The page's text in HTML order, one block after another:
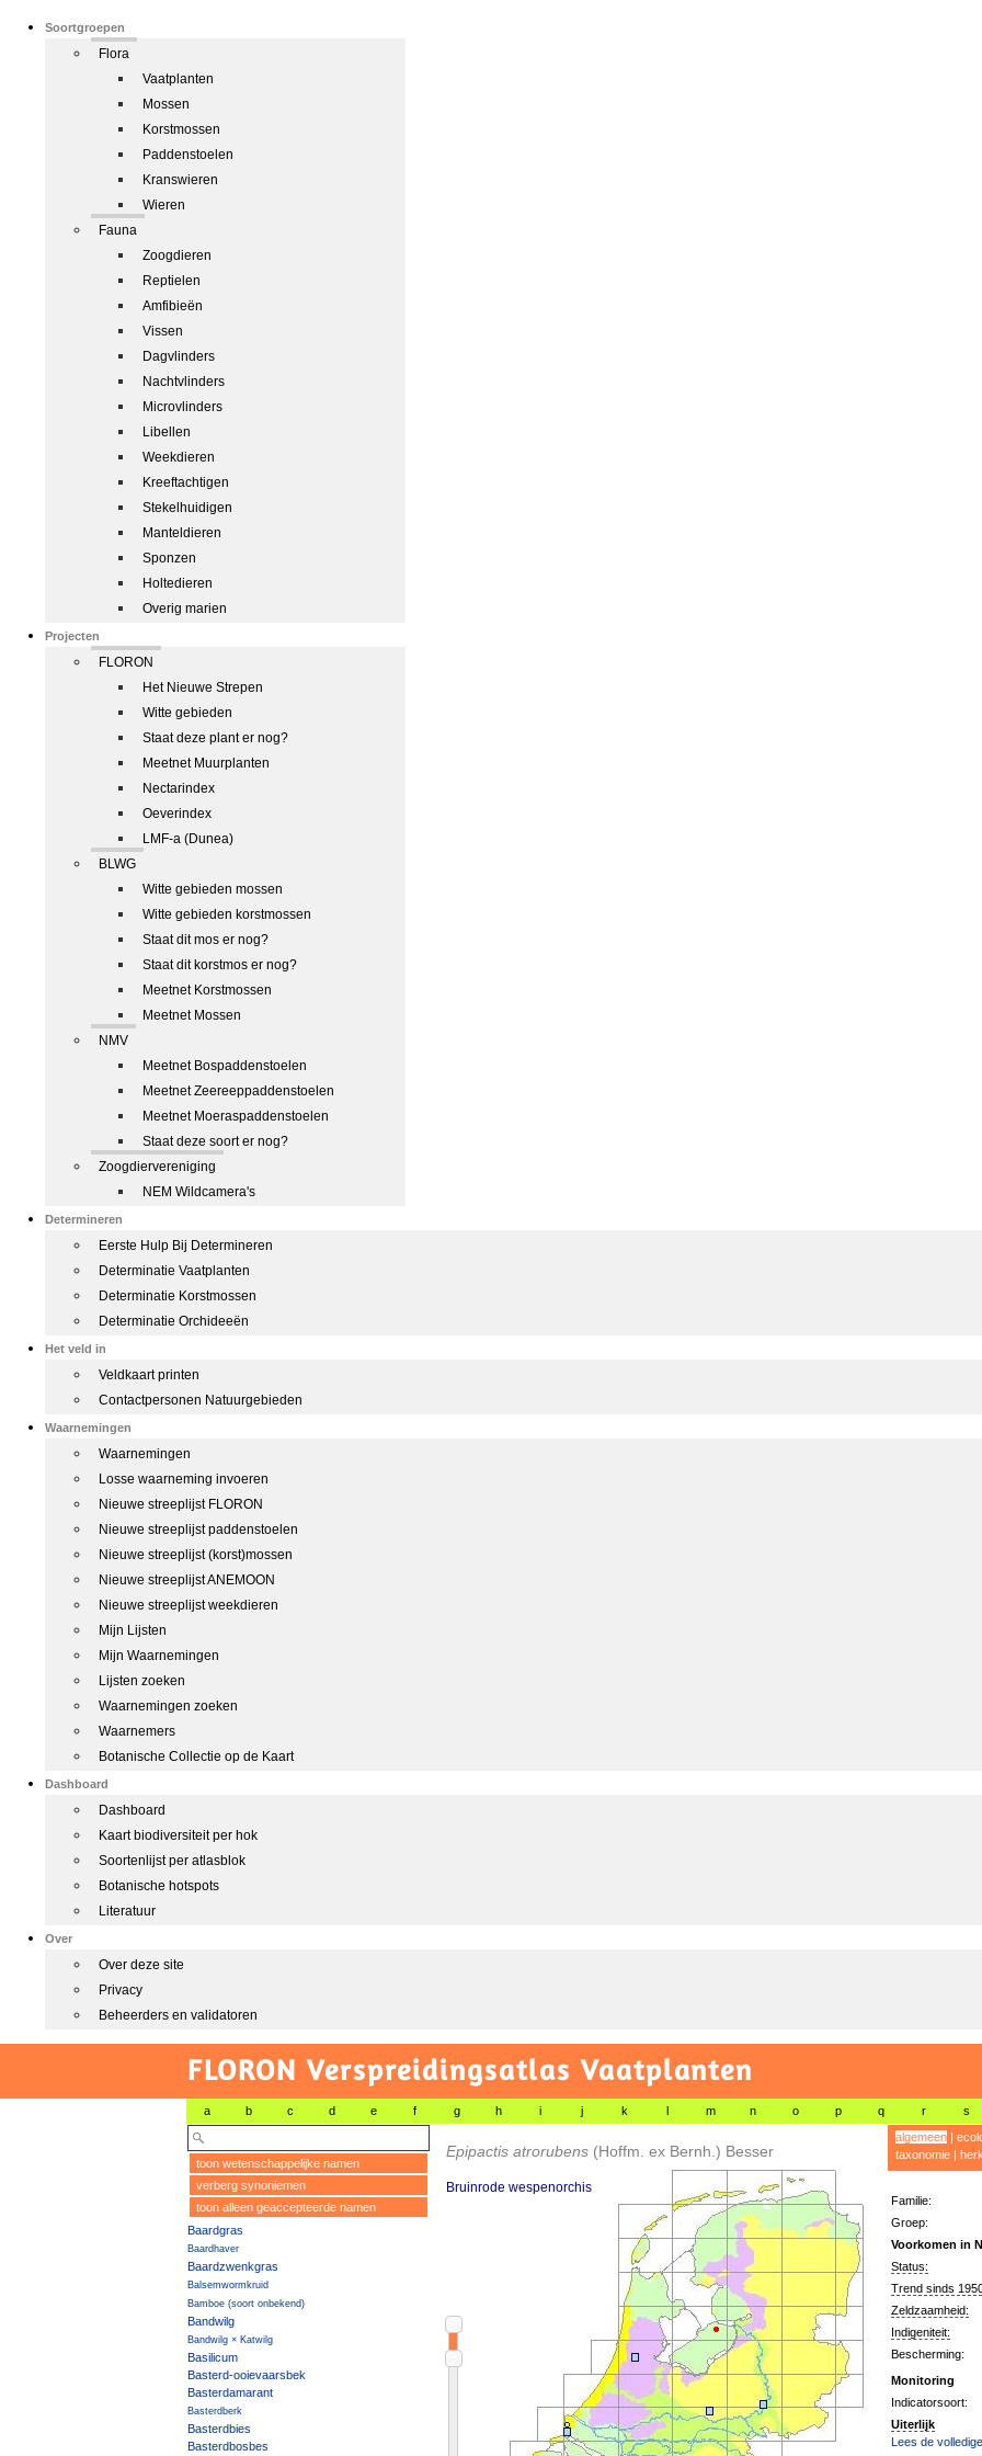
Soortgroepen
Flora
Vaatplanten
Mossen
Korstmossen
Paddenstoelen
Kranswieren
Wieren
Fauna
Zoogdieren
Reptielen
Amfibieën
Vissen
Dagvlinders
Nachtvlinders
Microvlinders
Libellen
Weekdieren
Kreeftachtigen
Stekelhuidigen
Manteldieren
Sponzen
Holtedieren
Overig marien
Projecten
FLORON
Het Nieuwe Strepen
Witte gebieden
Staat deze plant er nog?
Meetnet Muurplanten
Nectarindex
Oeverindex
LMF-a (Dunea)
BLWG
Witte gebieden mossen
Witte gebieden korstmossen
Staat dit mos er nog?
Staat dit korstmos er nog?
Meetnet Korstmossen
Meetnet Mossen
NMV
Meetnet Bospaddenstoelen
Meetnet Zeereeppaddenstoelen
Meetnet Moeraspaddenstoelen
Staat deze soort er nog?
Zoogdiervereniging
NEM Wildcamera's
Determineren
Eerste Hulp Bij Determineren
Determinatie Vaatplanten
Determinatie Korstmossen
Determinatie Orchideeën
Het veld in
Veldkaart printen
Contactpersonen Natuurgebieden
Waarnemingen
Waarnemingen
Losse waarneming invoeren
Nieuwe streeplijst FLORON
Nieuwe streeplijst paddenstoelen
Nieuwe streeplijst (korst)mossen
Nieuwe streeplijst ANEMOON
Nieuwe streeplijst weekdieren
Mijn Lijsten
Mijn Waarnemingen
Lijsten zoeken
Waarnemingen zoeken
Waarnemers
Botanische Collectie op de Kaart
Dashboard
Dashboard
Kaart biodiversiteit per hok
Soortenlijst per atlasblok
Botanische hotspots
Literatuur
Over
Over deze site
Privacy
Beheerders en validatoren
FLORON Verspreidingsatlas Vaatplanten
a b c d e f g h i j k l m n o p q r s
toon wetenschappelijke namen
verberg synoniemen
toon alleen geaccepteerde namen
Baardgras
Baardhaver
Baardzwenkgras
Balsemwormkruid
Bamboe (soort onbekend)
Bandwilg
Bandwilg × Katwilg
Basilicum
Basterd-ooievaarsbek
Basterdamarant
Basterdberk
Basterdbies
Basterdbosbes
Epipactis atrorubens (Hoffm. ex Bernh.) Besser
Bruinrode wespenorchis
algemeen|
taxonomie|
Familie:
Groep:
Voorkomen in
Status:
Trend sinds
Zeldzaamheid:
Indigeniteit:
Bescherming:
Monitoring
Indicatorsoort:
Uiterlijk
Lees de